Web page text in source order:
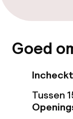
Zwemmen &
Goed
Tussen